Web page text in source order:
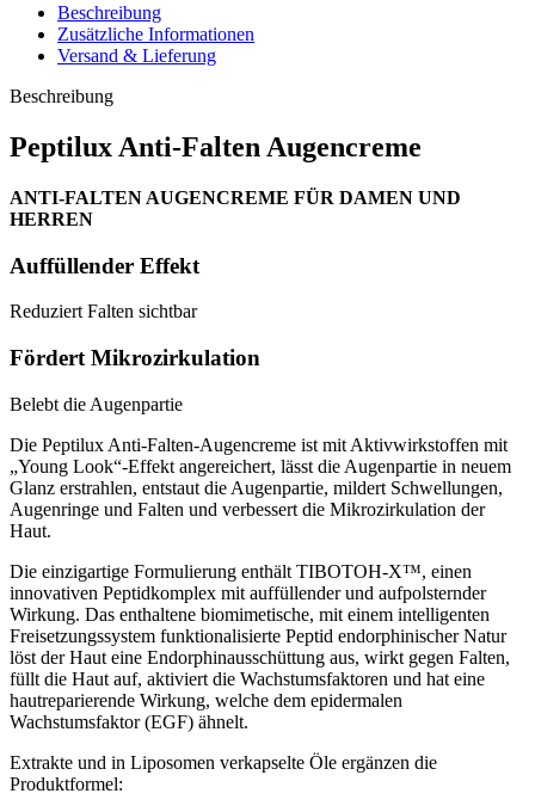
Beschreibung
Zusätzliche Informationen
Versand & Lieferung
Beschreibung
Peptilux Anti-Falten Augencreme
ANTI-FALTEN AUGENCREME FÜR DAMEN UND
HERREN
Auffüllender Effekt
Reduziert Falten sichtbar
Fördert Mikrozirkulation
Belebt die Augenpartie
Die Peptilux Anti-Falten-Augencreme ist mit Aktivwirkstoffen mit
„Young Look“-Effekt angereichert, lässt die Augenpartie in neuem
Glanz erstrahlen, entstaut die Augenpartie, mildert Schwellungen,
Augenringe und Falten und verbessert die Mikrozirkulation der
Haut.
Die einzigartige Formulierung enthält TIBOTOH-X™, einen
innovativen Peptidkomplex mit auffüllender und aufpolsternder
Wirkung. Das enthaltene biomimetische, mit einem intelligenten
Freisetzungssystem funktionalisierte Peptid endorphinischer Natur
löst der Haut eine Endorphinausschüttung aus, wirkt gegen Falten,
füllt die Haut auf, aktiviert die Wachstumsfaktoren und hat eine
hautreparierende Wirkung, welche dem epidermalen
Wachstumsfaktor (EGF) ähnelt.
Extrakte und in Liposomen verkapselte Öle ergänzen die
Produktformel: